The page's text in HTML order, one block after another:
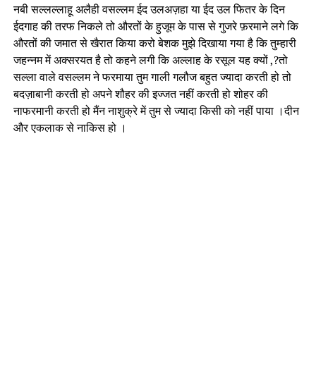
नबी सल्लल्लाहू अलैही वसल्लम ईद उलअज़हा या ईद उल फितर के दिन
ईदगाह की तरफ निकले तो औरतों के हुजूम के पास से गुजरे फ़रमाने लगे कि
औरतों की जमात से खैरात किया करो बेशक मुझे दिखाया गया है कि तुम्हारी
जहन्नम में अक्सरयत है तो कहने लगी कि अल्लाह के रसूल यह क्यों ,?तो
सल्ला वाले वसल्लम ने फरमाया तुम गाली गलौज बहुत ज्यादा करती हो तो
बदज़ाबानी करती हो अपने शौहर की इज्जत नहीं करती हो शोहर की
नाफरमानी करती हो मैंन नाशुक्रे में तुम से ज्यादा किसी को नहीं पाया ।दीन
और एकलाक से नाकिस हो ।